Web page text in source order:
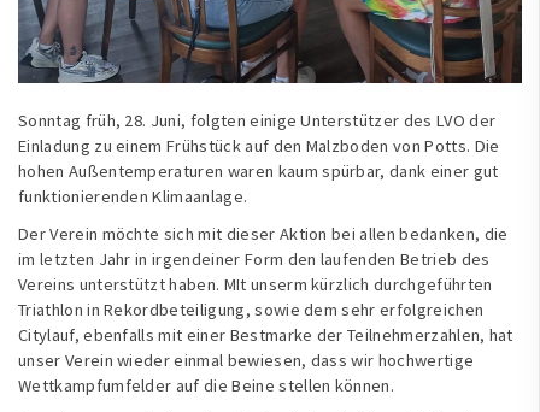
Sonntag früh, 28. Juni, folgten einige Unterstützer des LVO der
Einladung zu einem Frühstück auf den Malzboden von Potts. Die
hohen Außentemperaturen waren kaum spürbar, dank einer gut
funktionierenden Klimaanlage.
Der Verein möchte sich mit dieser Aktion bei allen bedanken, die
im letzten Jahr in irgendeiner Form den laufenden Betrieb des
Vereins unterstützt haben. MIt unserm kürzlich durchgeführten
Triathlon in Rekordbeteiligung, sowie dem sehr erfolgreichen
Citylauf, ebenfalls mit einer Bestmarke der Teilnehmerzahlen, hat
unser Verein wieder einmal bewiesen, dass wir hochwertige
Wettkampfumfelder auf die Beine stellen können.